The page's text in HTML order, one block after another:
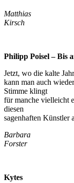
Matthias
Kirsch
Philipp Poisel – Bis
Jetzt, wo die kalte
kann man auch
Stimme klingt
für manche vielleicht
diesen
sagenhaften Künstler
Barbara
Forster
Kytes